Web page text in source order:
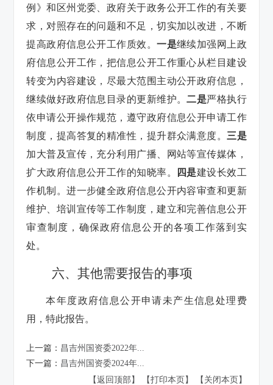
例》和区州党委、政府关于政务公开工作的有关要
求，对照存在的问题和不足，切实加以改进，不断
提高政府信息公开工作质效。一是继续加强网上政
府信息公开工作，把信息公开工作重心从栏目建设
转变为内容建设，尽最大范围主动公开政府信息，
继续做好政府信息目录的更新维护。二是严格执行
依申请公开操作规范，遵守政府信息公开申请工作
制度，提高答复的精准性，提升群众满意度。 三是
加大普及宣传，充分利用广播、网站等宣传媒体，
扩大政府信息公开工作的知晓率。
四是建设长效工
作机制。进一步健全政府信息公开内容审查和更新
维护、培训宣传等工作制度，建立和完善信息公开
审查制度，确保政府信息公开的各项工作落到实
处。
六、其他需要报告的事项
本年度政府信息公开申请未产生信息处理费
用，特此报告。
上一篇： 昌吉州国资委2022年...
下一篇： 昌吉州国资委2024年...
【返回顶部】
【打印本页】 【关闭本页】